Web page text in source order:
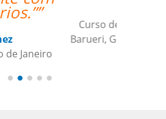
Pina
Chinês Mandarim em
de Inteligência de
Crédito